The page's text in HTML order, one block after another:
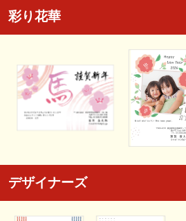
彩り花華
デザイナーズ